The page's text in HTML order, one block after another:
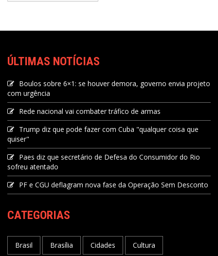
ÚLTIMAS NOTÍCIAS
Boulos sobre 6×1: se houver demora, governo envia projeto
com urgência
Rede nacional vai combater tráfico de armas
Trump diz que pode fazer com Cuba "qualquer coisa que
quiser"
Paes diz que secretário de Defesa do Consumidor do Rio
sofreu atentado
PF e CGU deflagram nova fase da Operação Sem Desconto
CATEGORIAS
Brasil Brasília Cidades Cultura